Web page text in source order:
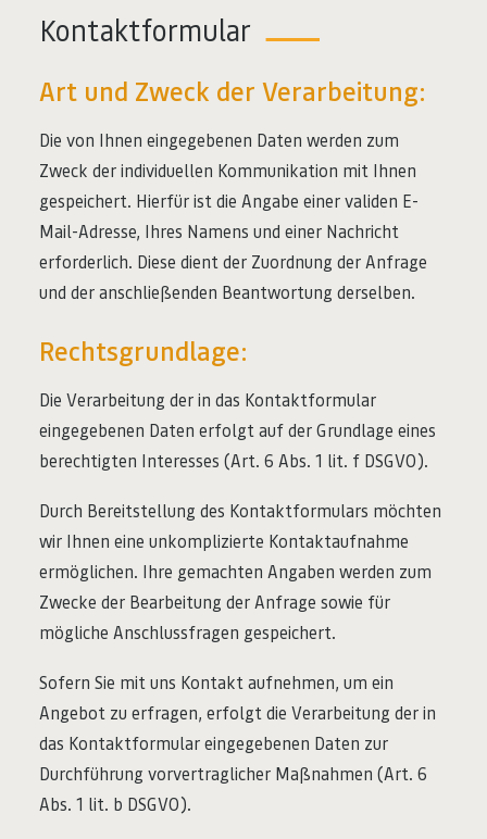
Kontaktformular
Art und Zweck der Verarbeitung:
Die von Ihnen eingegebenen Daten werden zum
Zweck der individuellen Kommunikation mit Ihnen
gespeichert. Hierfür ist die Angabe einer validen E-
Mail-Adresse, Ihres Namens und einer Nachricht
erforderlich. Diese dient der Zuordnung der Anfrage
und der anschließenden Beantwortung derselben.
Rechtsgrundlage:
Die Verarbeitung der in das Kontaktformular
eingegebenen Daten erfolgt auf der Grundlage eines
berechtigten Interesses (Art. 6 Abs. 1 lit. f DSGVO).
Durch Bereitstellung des Kontaktformulars möchten
wir Ihnen eine unkomplizierte Kontaktaufnahme
ermöglichen. Ihre gemachten Angaben werden zum
Zwecke der Bearbeitung der Anfrage sowie für
mögliche Anschlussfragen gespeichert.
Sofern Sie mit uns Kontakt aufnehmen, um ein
Angebot zu erfragen, erfolgt die Verarbeitung der in
das Kontaktformular eingegebenen Daten zur
Durchführung vorvertraglicher Maßnahmen (Art. 6
Abs. 1 lit. b DSGVO).